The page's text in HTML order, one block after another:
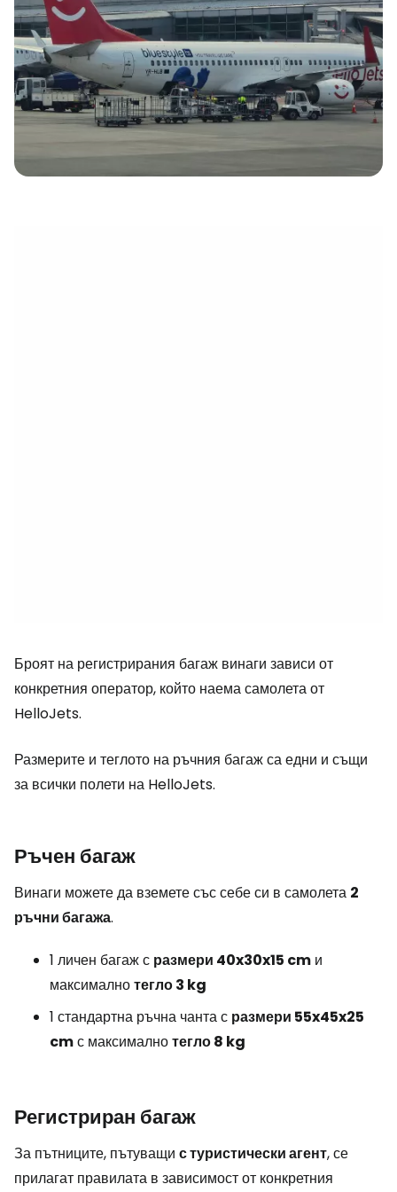
Броят на регистрирания багаж винаги зависи от
конкретния оператор, който наема самолета от
HelloJets.
Размерите и теглото на ръчния багаж са едни и същи
за всички полети на HelloJets.
Ръчен багаж
Винаги можете да вземете със себе си в самолета 2
ръчни багажа.
1 личен багаж с размери 40x30x15 cm и
максималнотегло 3 kg
1 стандартна ръчна чанта с размери 55x45x25
cmс максималнотегло 8 kg
Регистриран багаж
За пътниците, пътуващи с туристически агент, се
прилагат правилата в зависимост от конкретния